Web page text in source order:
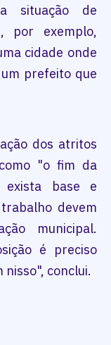
situação de
por exemplo,
cidade onde
prefeito que
dos atritos
"o fim da
exista base e
devem
municipal.
é preciso
nisso", conclui.